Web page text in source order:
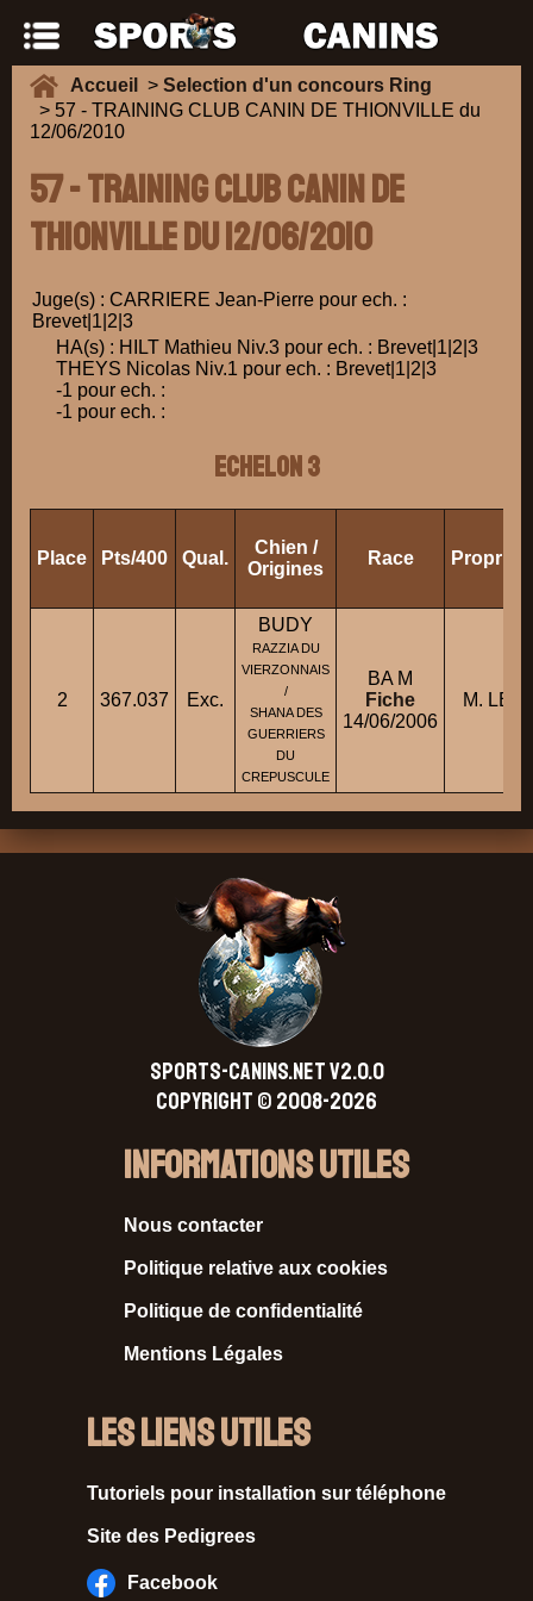
Accueil > Selection d'un concours Ring
> 57 - TRAINING CLUB CANIN DE THIONVILLE du
12/06/2010
57 - TRAINING CLUB CANIN DE
THIONVILLE du 12/06/2010
Juge(s) : CARRIERE Jean-Pierre pour ech. :
Brevet|1|2|3
HA(s) : HILT Mathieu Niv.3 pour ech. : Brevet|1|2|3
THEYS Nicolas Niv.1 pour ech. : Brevet|1|2|3
-1 pour ech. :
-1 pour ech. :
ECHELON 3
Place Pts/400 Qual.
Chien /
Origines
Race
2 367.037 Exc.
BUDY
RAZZIA DU
VIERZONNAIS
/
SHANA DES
GUERRIERS
DU
CREPUSCULE
BA M
Fiche
14/06/2006
M.
SPORTS-CANINS.NET V2.0.0
Copyright © 2008-2026
Informations Utiles
Nous contacter
Politique relative aux cookies
Politique de confidentialité
Mentions Légales
Les liens utiles
Tutoriels pour installation sur téléphone
Site des Pedigrees
Facebook